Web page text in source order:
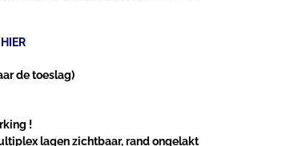
de toeslag)
!
lagen zichtbaar, rand ongelakt